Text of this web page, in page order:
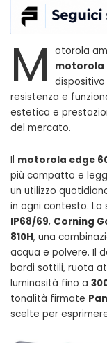
M otorola
motorola
resistenza e
estetica e
del mercato.
Il motorola edge
più compatto e
un utilizzo
in ogni contesto.
IP68/69, Corning
810H, una
acqua e polvere. Il
bordi sottili, ruota
luminosità fino a
tonalità firmate
scelte per